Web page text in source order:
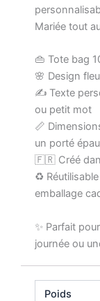
Texte
modifiable
Sac
EVJF
amie
Mariée tout
👜 Tote bag
🌸 Design
✍️ Texte
ou petit mot
📏
un porté
🇫🇷 Créé
♻️
emballage
✨ Parfait
journée ou
Poids